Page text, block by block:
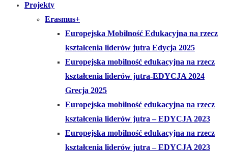
Projekty
Erasmus+
Europejska Mobilność Edukacyjna na rzecz
kształcenia liderów jutra Edycja 2025
Europejska mobilność edukacyjna na rzecz
kształcenia liderów jutra-EDYCJA 2024
Grecja 2025
Europejska mobilność edukacyjna na rzecz
kształcenia liderów jutra – EDYCJA 2023
Europejska mobilność edukacyjna na rzecz
kształcenia liderów jutra – EDYCJA 2023